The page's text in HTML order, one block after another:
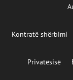
Kontratë shërbimi
Privatësisë